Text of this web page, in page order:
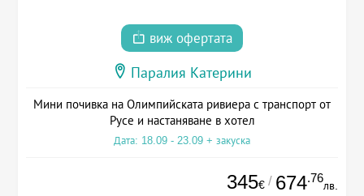
виж офертата
Паралия Катерини
Мини почивка на Олимпийската ривиера с транспорт от
Русе и настаняване в хотел
Дата: 18.09 - 23.09 + закуска
345€ / 674.76
лв.